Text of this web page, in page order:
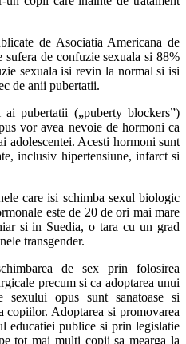
de Asociatia Americana de
de confuzie sexuala si 88%
sexuala isi revin la normal si isi
de anii pubertatii.
pubertatii („puberty blockers”)
vor avea nevoie de hormoni ca
adolescentei. Acesti hormoni sunt
inclusiv hipertensiune, infarct si
care isi schimba sexul biologic
este de 20 de ori mai mare
si in Suedia, o tara cu un grad
transgender.
de sex prin folosirea
precum si ca adoptarea unui
sexului opus sunt sanatoase si
copiilor. Adoptarea si promovarea
educatiei publice si prin legislatie
tot mai multi copii sa mearga la